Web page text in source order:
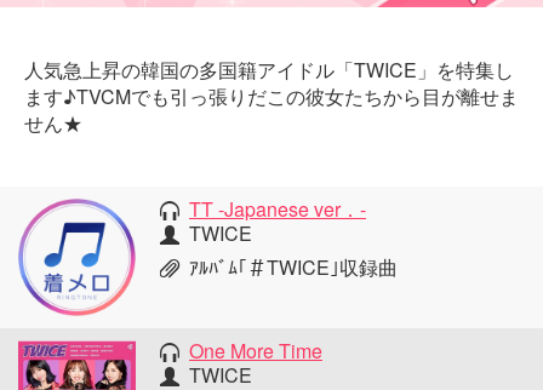
人気急上昇の韓国の多国籍アイドル「TWICE」を特集し
ます♪TVCMでも引っ張りだこの彼女たちから目が離せま
せん★
TT -Japanese ver．-
TWICE
ｱﾙﾊﾞﾑ｢＃TWICE｣収録曲
One More Time
TWICE